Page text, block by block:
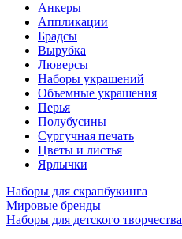
Анкеры
Аппликации
Брадсы
Вырубка
Люверсы
Наборы украшений
Объемные украшения
Перья
Полубусины
Сургучная печать
Цветы и листья
Ярлычки
Наборы для скрапбукинга
Мировые бренды
Наборы для детского творчества